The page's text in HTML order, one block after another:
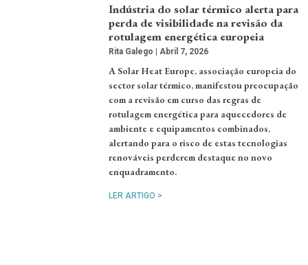
Indústria do solar térmico alerta para
perda de visibilidade na revisão da
rotulagem energética europeia
Rita Galego Abril 7, 2026
A Solar Heat Europe, associação europeia do
sector solar térmico, manifestou preocupação
com a revisão em curso das regras de
rotulagem energética para aquecedores de
ambiente e equipamentos combinados,
alertando para o risco de estas tecnologias
renováveis perderem destaque no novo
enquadramento.
LER ARTIGO >